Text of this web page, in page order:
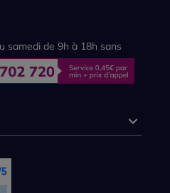
samedi de 9h à 18h sans